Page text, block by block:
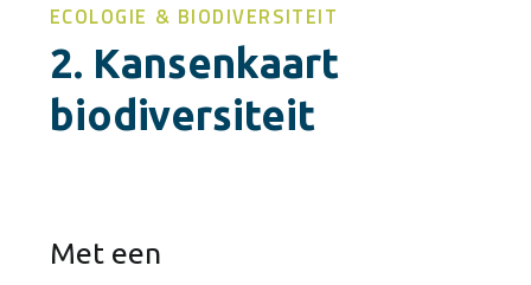
ECOLOGIE & BIODIVERSITEIT
2. Kansenkaart
biodiversiteit
Met een